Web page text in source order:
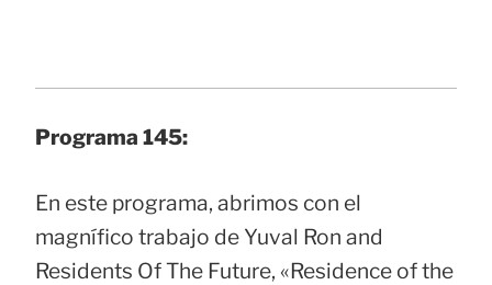
Programa 145:
En este programa, abrimos con el
magnífico trabajo de Yuval Ron and
Residents Of The Future, «Residence of the